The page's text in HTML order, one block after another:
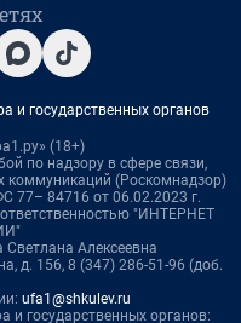
и государственных органов
(18+)
по надзору в сфере связи,
коммуникаций (Роскомнадзор)
77– 84716 от 06.02.2023 г.
"ИНТЕРНЕТ
Алексеевна
д. 156, 8 (347) 286-51-96 (доб.
ufa1@shkulev.ru
и государственных органов: